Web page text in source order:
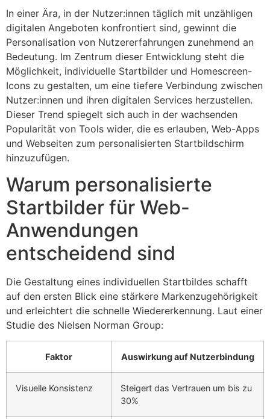
In einer Ära, in der Nutzer:innen täglich mit unzähligen
digitalen Angeboten konfrontiert sind, gewinnt die
Personalisation von Nutzererfahrungen zunehmend an
Bedeutung. Im Zentrum dieser Entwicklung steht die
Möglichkeit, individuelle Startbilder und Homescreen-
Icons zu gestalten, um eine tiefere Verbindung zwischen
Nutzer:innen und ihren digitalen Services herzustellen.
Dieser Trend spiegelt sich auch in der wachsenden
Popularität von Tools wider, die es erlauben, Web-Apps
und Webseiten zum personalisierten Startbildschirm
hinzuzufügen.
Warum personalisierte
Startbilder für Web-
Anwendungen
entscheidend sind
Die Gestaltung eines individuellen Startbildes schafft
auf den ersten Blick eine stärkere Markenzugehörigkeit
und erleichtert die schnelle Wiedererkennung. Laut einer
Studie des Nielsen Norman Group:
Faktor Auswirkung auf Nutzerbindung
Visuelle Konsistenz
Steigert das Vertrauen um bis zu
30%